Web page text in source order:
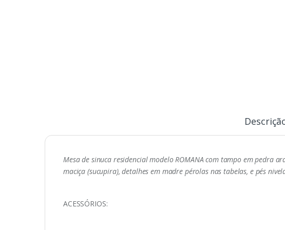
Mesa de sinuca residencial modelo ROMANA com tampo em pedra
maciça (sucupira), detalhes em madre pérolas nas tabelas, e pés
ACESSÓRIOS: